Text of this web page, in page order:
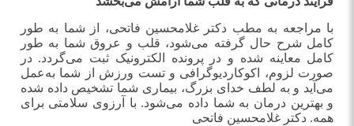
با مراجعه به مطب دکتر غلامحسین فاتحی، از شما به طور
کامل شرح حال گرفته می‌شود، قلب و عروق شما به طور
کامل معاینه شده و در پرونده الکترونیک ثبت می‌گردد. در
صورت لزوم، اکوکاردیوگرافی و تست ورزش از شما به‌عمل
می‌آید و به لطف خدای بزرگ، بیماری شما تشخیص داده شده
و بهترین درمان به شما داده می‌شود. با آرزوی سلامتی برای
همه. دکتر غلامحسین فاتحی